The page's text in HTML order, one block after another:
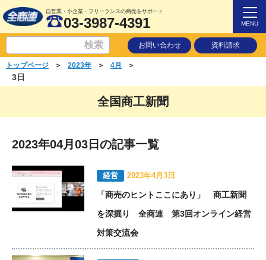
自営業・小企業・フリーランスの商売をサポート
03-3987-4391 MENU
お問い合わせ 資料請求
トップページ ＞ 2023年 ＞ 4月 ＞
3日
全国商工新聞
2023年04月03日の記事一覧
経営 2023年4月3日
「商売のヒントここにあり」 商工新聞
を深掘り 全商連 第3回オンライン経営
対策交流会